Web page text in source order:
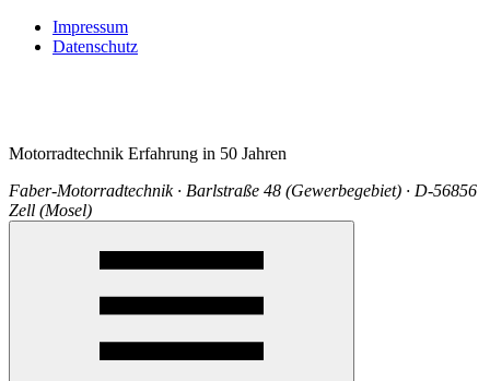
Impressum
Datenschutz
Motorradtechnik Erfahrung in 50 Jahren
Faber-Motorradtechnik · Barlstraße 48 (Gewerbegebiet) · D-56856
Zell (Mosel)